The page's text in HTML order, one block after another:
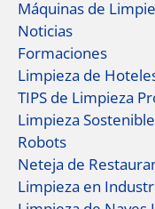
Máquinas de
Noticias
Formaciones
Limpieza de
TIPS de Limpieza
Limpieza
Robots
Neteja de
Limpieza en